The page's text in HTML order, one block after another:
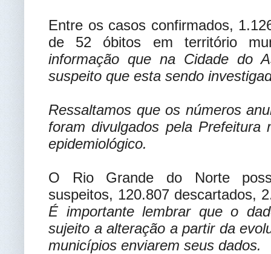
Entre os casos confirmados,
de 52 óbitos em território
informação que na Cidade do
suspeito que esta sendo
Ressaltamos que os números
foram divulgados pela
epidemiológico.
O Rio Grande do Norte
suspeitos, 120.807 descartados,
É importante lembrar que o
sujeito a alteração a partir da
municípios enviarem seus dados.